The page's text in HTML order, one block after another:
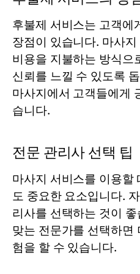
후불제 서비스는 고객에
장점이 있습니다. 마사
비용을 지불하는 방식으
신뢰를 느낄 수 있도록
마사지에서 고객들에게
습니다.
전문 관리사 선택 팁
마사지 서비스를 이용할
도 중요한 요소입니다.
리사를 선택하는 것이
맞는 전문가를 선택하면
험을 할 수 있습니다.